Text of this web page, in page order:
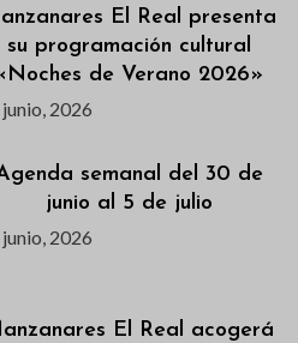
El Real presenta
su programación cultural
de Verano 2026»
2026
semanal del 30 de
junio al 5 de julio
2026
El Real acogerá